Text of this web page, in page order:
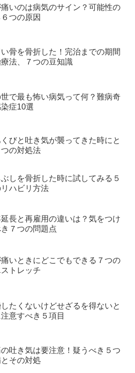
いのは病気のサイン？可能性の
つの原因
い骨を骨折した！完治までの期間
法、７つの豆知識
世で最も怖い病気って何？難病奇
症10選
びと吐き気が襲ってきた時にと
つの対処法
ぶしを骨折した時に試してみる５
ハビリ方法
長と再雇用の違いは？気をつけ
き７つの問題点
痛いときにどこでもできる７つの
トレッチ
たくないけどせざるを得ないと
意すべき５項目
吐き気は要注意！疑うべき５つ
その対処